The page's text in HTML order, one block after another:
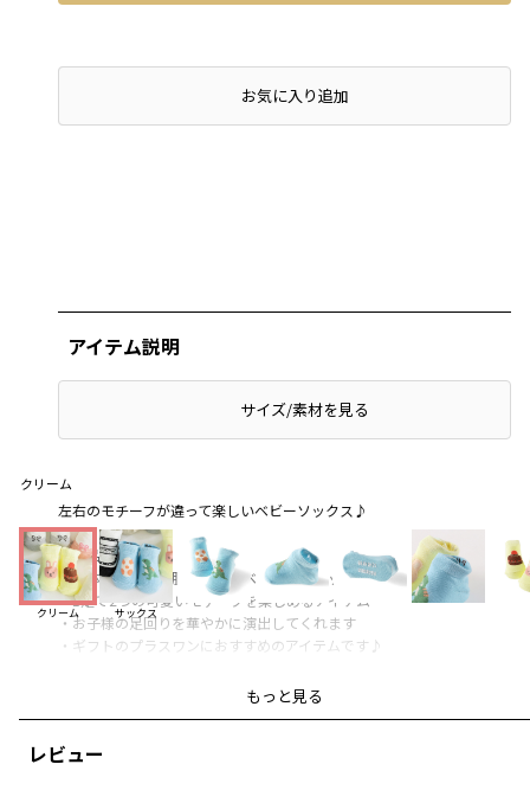
クリーム
クリーム サックス
レビュー
店頭在庫を確認するお気に入り追加
アイテム説明
サイズ/素材を見る
左右のモチーフが違って楽しいベビーソックス♪
■商品ポイント
・立体的な縫製で脱げにくいベビー足型ソックスです
・1足で2つの可愛いモチーフを楽しめるアイテム
・お子様の足回りを華やかに演出してくれます
・ギフトのプラスワンにおすすめのアイテムです♪
もっと見る